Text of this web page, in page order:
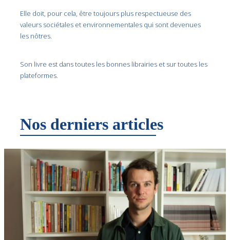
Elle doit, pour cela, être toujours plus respectueuse des
valeurs sociétales et environnementales qui sont devenues
les nôtres.
Son livre est dans toutes les bonnes librairies et sur toutes les
plateformes.
Nos derniers articles